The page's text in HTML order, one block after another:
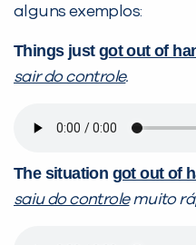
alguns exemplos:
Things just got out of
sair do controle.
The situation got out of
saiu do controlemuito